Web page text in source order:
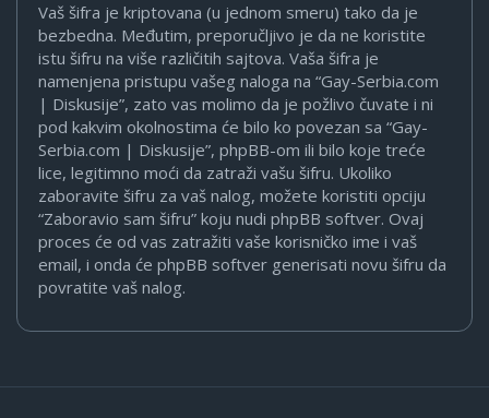
Vaš šifra je kriptovana (u jednom smeru) tako da je
bezbedna. Međutim, preporučljivo je da ne koristite
istu šifru na više različitih sajtova. Vaša šifra je
namenjena pristupu vašeg naloga na “Gay-Serbia.com
| Diskusije”, zato vas molimo da je požlivo čuvate i ni
pod kakvim okolnostima će bilo ko povezan sa “Gay-
Serbia.com | Diskusije”, phpBB-om ili bilo koje treće
lice, legitimno moći da zatraži vašu šifru. Ukoliko
zaboravite šifru za vaš nalog, možete koristiti opciju
“Zaboravio sam šifru” koju nudi phpBB softver. Ovaj
proces će od vas zatražiti vaše korisničko ime i vaš
email, i onda će phpBB softver generisati novu šifru da
povratite vaš nalog.